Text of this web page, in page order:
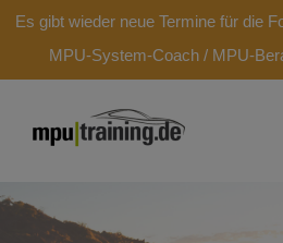
Es gibt wieder neue Termine für die
MPU-System-Coach / MPU-